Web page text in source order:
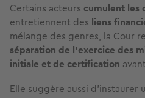
Certains acteurs cumulent les
entretiennent des liens
mélange des genres, la Cour
séparation de l’exercice des
initiale et de certification
Elle suggère aussi d’instaurer